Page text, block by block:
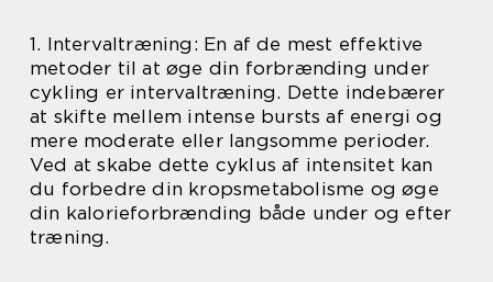
1. Intervaltræning: En af de mest effektive
metoder til at øge din forbrænding under
cykling er intervaltræning. Dette indebærer
at skifte mellem intense bursts af energi og
mere moderate eller langsomme perioder.
Ved at skabe dette cyklus af intensitet kan
du forbedre din kropsmetabolisme og øge
din kalorieforbrænding både under og efter
træning.